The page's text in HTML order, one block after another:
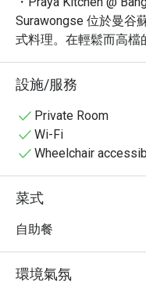
Surawongse 位於曼谷
式料理。在輕鬆而高檔
擇。以其豐富多樣的泰
裡的烤肉和新鮮海鮮。
・這裡不僅提供經典的
法，讓每一道菜都充滿
瑪莎曼牛肉，以及各式
服務周到，是與家人朋
Hotel The Surawongse
品嚐道地泰式美味！
設施/服務
Private Room
Wi-Fi
Wheelchair
菜式
自助餐
環境氣氛